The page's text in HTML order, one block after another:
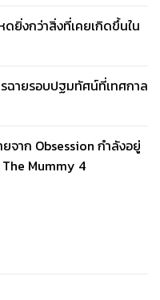
ยิ่งกว่าสิ่งที่เคยเกิดขึ้นใน
ฉายรอบปฐมทัศน์ที่เทศกาล
จาก Obsession กำลังอยู่
The Mummy 4